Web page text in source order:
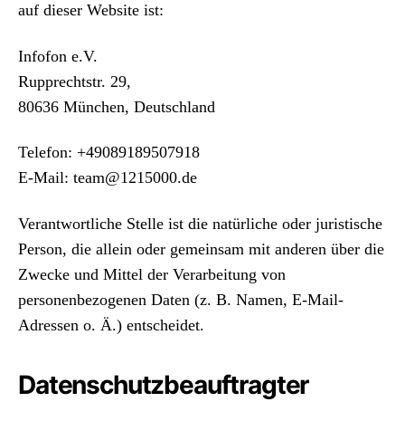
auf dieser Website ist:
Infofon e.V.
Rupprechtstr. 29,
80636 München, Deutschland
Telefon: +49089189507918
E-Mail: team@1215000.de
Verantwortliche Stelle ist die natürliche oder juristische
Person, die allein oder gemeinsam mit anderen über die
Zwecke und Mittel der Verarbeitung von
personenbezogenen Daten (z. B. Namen, E-Mail-
Adressen o. Ä.) entscheidet.
Datenschutzbeauftragter